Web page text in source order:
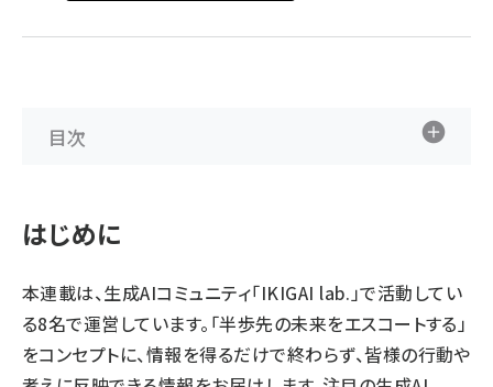
目次
はじめに
本連載は、生成AIコミュニティ「IKIGAI lab.」で活動してい
る8名で運営しています。「半歩先の未来をエスコートする」
をコンセプトに、情報を得るだけで終わらず、皆様の行動や